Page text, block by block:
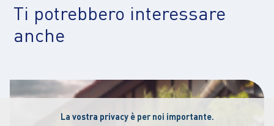
La vostra privacy è per noi importante.
Ti potrebbero interessare
anche